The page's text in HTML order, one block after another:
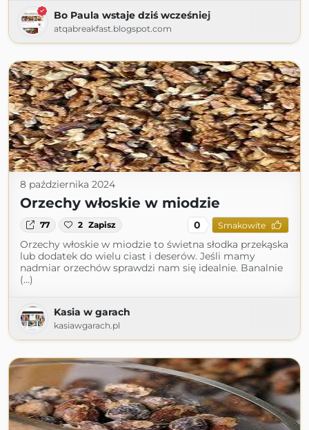
Bo Paula wstaje dziś wcześniej
atqabreakfast.blogspot.com
8 października 2024
Orzechy włoskie w miodzie
77 2 Zapisz 0 Smakowite
Orzechy włoskie w miodzie to świetna słodka przekąska
lub dodatek do wielu ciast i deserów. Jeśli mamy
nadmiar orzechów sprawdzi nam się idealnie. Banalnie
(...)
Kasia w garach
kasiawgarach.pl